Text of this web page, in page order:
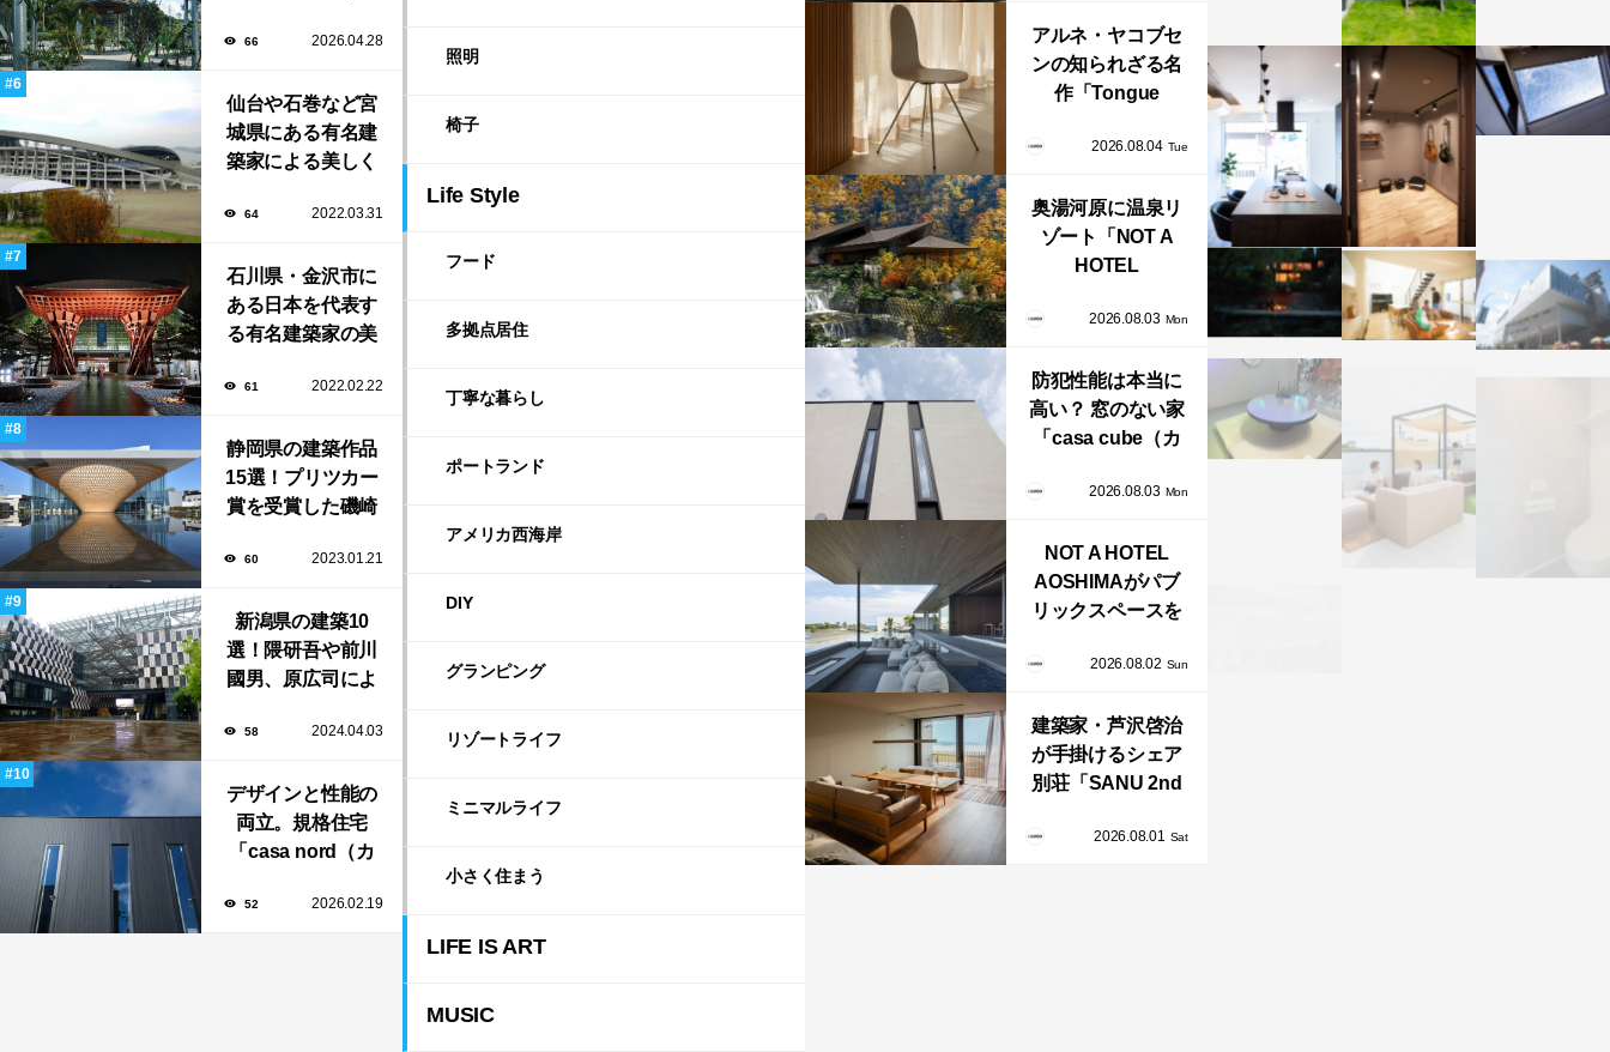
成！
66 2026.04.28
仙台や石巻など宮
城県にある有名建
築家による美しく
品13選
64 2022.03.31
石川県・金沢市に
ある日本を代表す
る有名建築家の美
61 2022.02.22
静岡県の建築作品
15選！プリツカー
賞を受賞した磯崎
建築家が手掛けた
数！
60 2023.01.21
新潟県の建築10
選！隈研吾や前川
國男、原広司によ
染む至極の建築揃
58 2024.04.03
デザインと性能の
両立。規格住宅
「casa nord（カ
のスリット窓に隠
52 2026.02.19
照明
椅子
Life Style
フード
多拠点居住
丁寧な暮らし
ポートランド
アメリカ西海岸
DIY
グランピング
リゾートライフ
ミニマルライフ
小さく住まう
LIFE IS ART
MUSIC
アルネ・ヤコブセ
ンの知られざる名
作「Tongue
FRITZ HANSENか
本で発売開始！
2026.08.04 Tue
奥湯河原に温泉リ
ゾート「NOT A
HOTEL
誕生！販売を日
始！
2026.08.03 Mon
防犯性能は本当に
高い？ 窓のない家
「casa cube（カ
ブ）」が叶えるプ
感の正体
2026.08.03 Mon
NOT A HOTEL
AOSHIMAがパブ
リックスペースを
「CHILL2.0」
業！
2026.08.02 Sun
建築家・芦沢啓治
が手掛けるシェア
別荘「SANU 2nd
Owners」、新拠点
2026.08.01 Sat